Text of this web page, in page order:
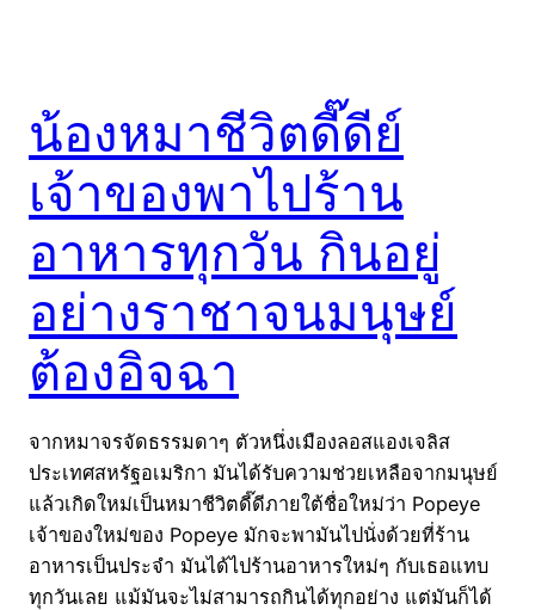
น้องหมาชีวิตดี๊ดีย์
เจ้าของพาไปร้าน
อาหารทุกวัน กินอยู่
อย่างราชาจนมนุษย์
ต้องอิจฉา
จากหมาจรจัดธรรมดาๆ ตัวหนึ่งเมืองลอสแองเจลิส
ประเทศสหรัฐอเมริกา มันได้รับความช่วยเหลือจากมนุษย์
แล้วเกิดใหม่เป็นหมาชีวิตดี๊ดีภายใต้ชื่อใหม่ว่า Popeye
เจ้าของใหม่ของ Popeye มักจะพามันไปนั่งด้วยที่ร้าน
อาหารเป็นประจำ มันได้ไปร้านอาหารใหม่ๆ กับเธอแทบ
ทุกวันเลย แม้มันจะไม่สามารถกินได้ทุกอย่าง แต่มันก็ได้